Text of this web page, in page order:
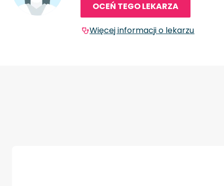
OCEŃ TEGO LEKARZA
Więcej informacji o lekarzu